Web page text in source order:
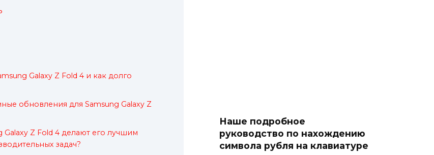
Galaxy Z Fold 4 и как долго
обновления для Samsung Galaxy Z
Z Fold 4 делают его лучшим
задач?
Наше подробное
руководство по нахождению
символа рубля на клавиатуре